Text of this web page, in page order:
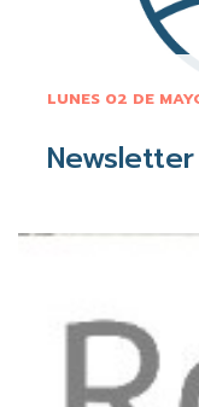
LUNES 02 DE